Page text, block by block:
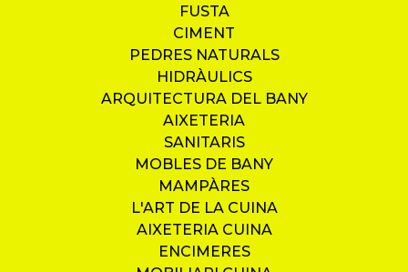
FUSTA
CIMENT
PEDRES NATURALS
HIDRÀULICS
ARQUITECTURA DEL BANY
AIXETERIA
SANITARIS
MOBLES DE BANY
MAMPÀRES
L'ART DE LA CUINA
AIXETERIA CUINA
ENCIMERES